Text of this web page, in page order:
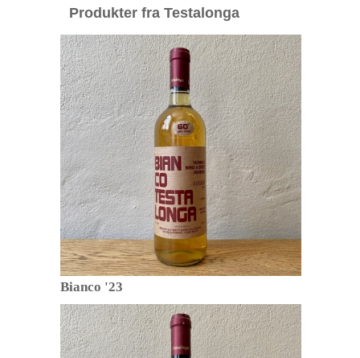
Produkter fra Testalonga
Bianco '23